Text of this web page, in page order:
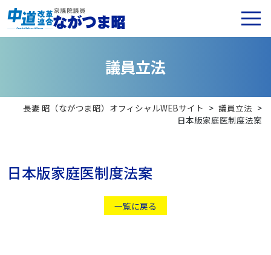
議員立法
長妻 昭（ながつま昭）オフィシャルWEBサイト > 議員立法 >
日本版家庭医制度法案
日本版家庭医制度法案
一覧に戻る